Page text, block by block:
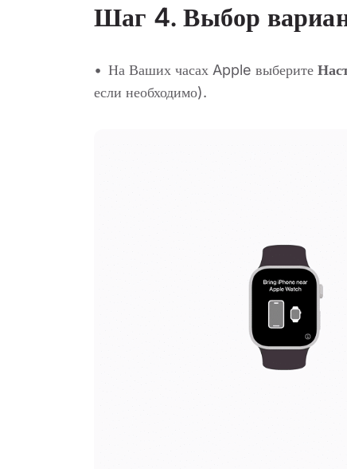
Шаг 4.Выбор
На Ваших часах Apple выберите
если необходимо).